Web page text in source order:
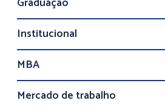
Institucional
MBA
Mercado de trabalho